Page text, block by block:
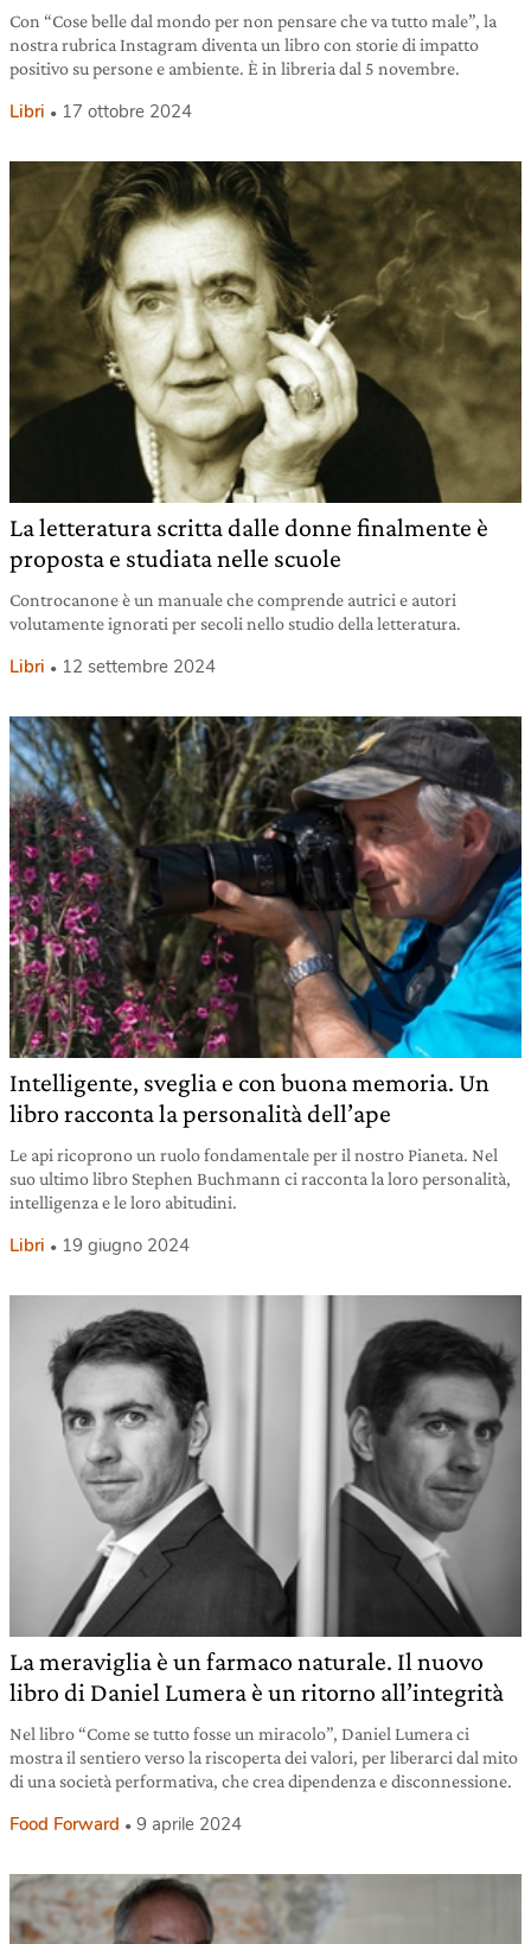
Con “Cose belle dal mondo per non pensare che va tutto male”, la
nostra rubrica Instagram diventa un libro con storie di impatto
positivo su persone e ambiente. È in libreria dal 5 novembre.
Libri 17 ottobre 2024
La letteratura scritta dalle donne finalmente è
proposta e studiata nelle scuole
Controcanone è un manuale che comprende autrici e autori
volutamente ignorati per secoli nello studio della letteratura.
Libri 12 settembre 2024
Intelligente, sveglia e con buona memoria. Un
libro racconta la personalità dell’ape
Le api ricoprono un ruolo fondamentale per il nostro Pianeta. Nel
suo ultimo libro Stephen Buchmann ci racconta la loro personalità,
intelligenza e le loro abitudini.
Libri 19 giugno 2024
La meraviglia è un farmaco naturale. Il nuovo
libro di Daniel Lumera è un ritorno all’integrità
Nel libro “Come se tutto fosse un miracolo”, Daniel Lumera ci
mostra il sentiero verso la riscoperta dei valori, per liberarci dal mito
di una società performativa, che crea dipendenza e disconnessione.
Food Forward 9 aprile 2024